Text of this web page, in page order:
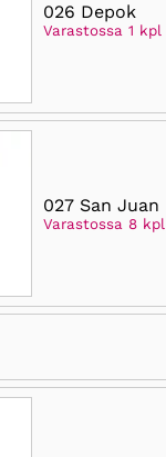
026 Depok
Varastossa 1 kpl
027 San Juan
Varastossa 8 kpl